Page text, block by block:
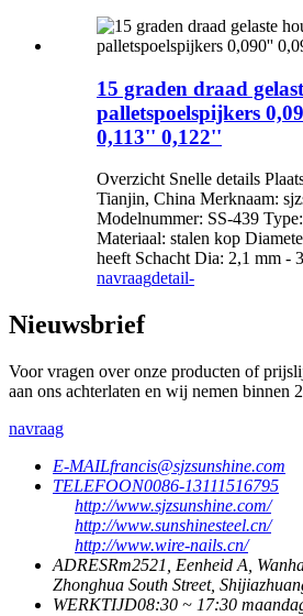
15 graden draad
palletspoelspijkers
0,113'' 0,122''
Overzicht Snelle details
Tianjin, China Merknaam:
Modelnummer: SS-439
Materiaal: stalen kop
heeft Schacht Dia: 2,1 mm -
navraagdetail-
Nieuwsbrief
Voor vragen over onze producten of
aan ons achterlaten en wij nemen binnen
navraag
E-MAILfrancis@sjzsunshine.com
TELEFOON0086-13111516795
http://www.sjzsunshine.com/
http://www.sunshinesteel.cn/
http://www.wire-nails.cn/
ADRESRm2521, Eenheid A,
Zhonghua South Street,
WERKTIJD08:30 ~ 17:30